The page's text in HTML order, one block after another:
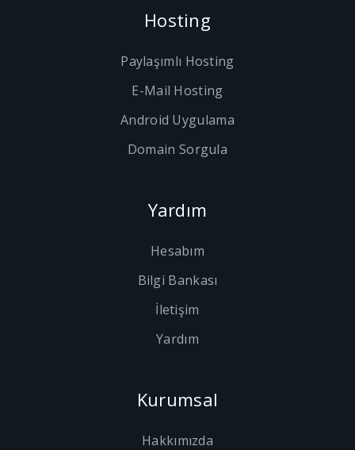
Hosting
Paylaşımlı Hosting
E-Mail Hosting
Android Uygulama
Domain Sorgula
Yardım
Hesabım
Bilgi Bankası
İletişim
Yardım
Kurumsal
Hakkımızda